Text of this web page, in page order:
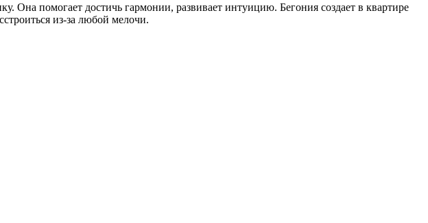
Она помогает достичь гармонии, развивает интуицию. Бегония создает в квартире
из-за любой мелочи.